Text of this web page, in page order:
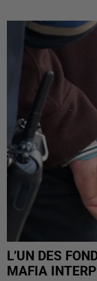
L’UN DES
MAFIA